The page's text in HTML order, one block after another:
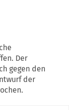
Der
gegen den
der